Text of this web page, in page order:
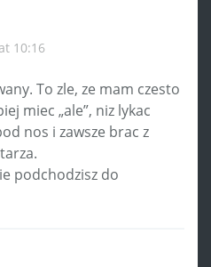
10:16
To zle, ze mam czesto
miec „ale”, niz lykac
nos i zawsze brac z
podchodzisz do